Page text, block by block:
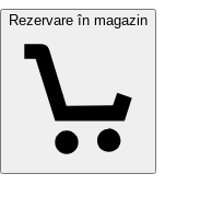
Rezervare în magazin